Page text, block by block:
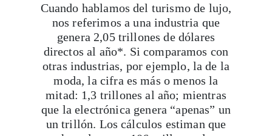
Cuando hablamos del turismo de lujo,
nos referimos a una industria que
genera 2,05 trillones de dólares
directos al año*. Si comparamos con
otras industrias, por ejemplo, la de la
moda, la cifra es más o menos la
mitad: 1,3 trillones al año; mientras
que la electrónica genera “apenas” un
un trillón. Los cálculos estiman que